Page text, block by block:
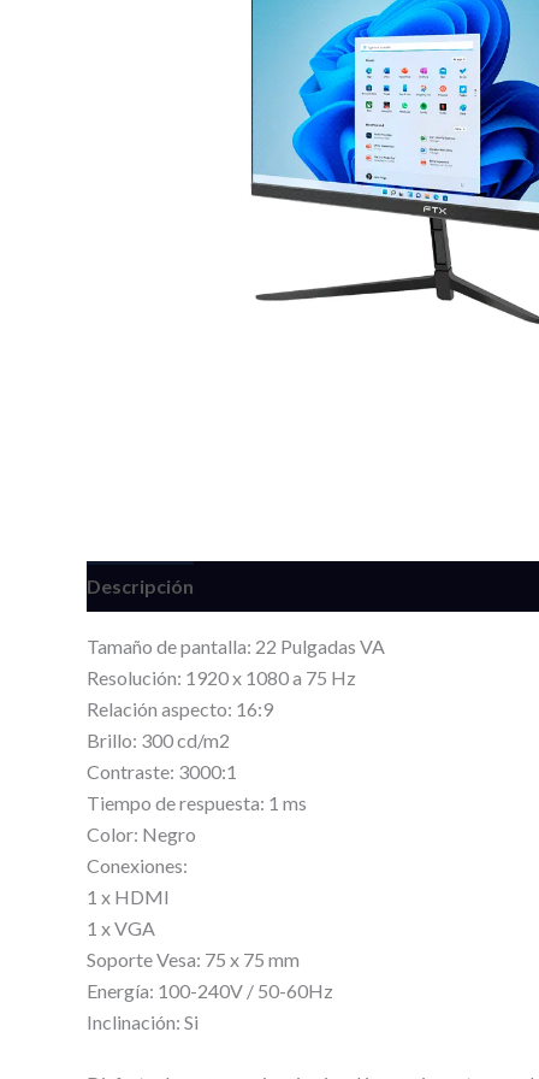
Descripción
Tamaño de pantalla: 22 Pulgadas VA
Resolución: 1920 x 1080 a 75 Hz
Relación aspecto: 16:9
Brillo: 300 cd/m2
Contraste: 3000:1
Tiempo de respuesta: 1 ms
Color: Negro
Conexiones:
1 x HDMI
1 x VGA
Soporte Vesa: 75 x 75 mm
Energía: 100-240V / 50-60Hz
Inclinación: Si